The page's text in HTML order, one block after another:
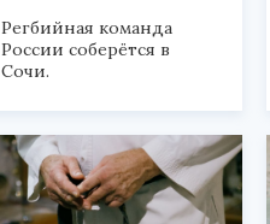
Регбийная команда
России соберётся в
Сочи.